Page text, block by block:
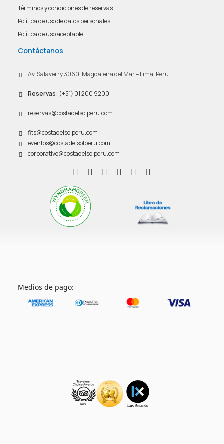
Términos y condiciones de reservas
Política de uso de datos personales
Política de uso aceptable
Contáctanos
Av. Salaverry 3060, Magdalena del Mar – Lima, Perú
Reservas: (+51) 01 200 9200
reservas@costadelsolperu.com
fits@costadelsolperu.com
eventos@costadelsolperu.com
corporativo@costadelsolperu.com
Medios de pago: